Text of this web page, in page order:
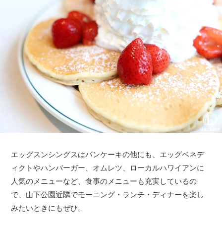
エッグスンシングスはパンケーキの他にも、エッグベネデ
ィクトやハンバーガー、オムレツ、ローカルハワイアンに
人気のメニューなど、食事のメニューも充実しているの
で、山下公園近隣でモーニング・ランチ・ディナーを楽し
みたいときにもぜひ。